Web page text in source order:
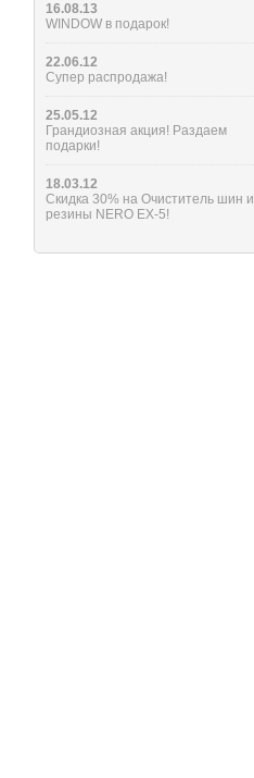
16.08.13
WINDOW в подарок!
22.06.12
Супер распродажа!
25.05.12
Грандиозная акция! Раздаем
подарки!
18.03.12
Скидка 30% на Очиститель шин и
резины NERO EX-5!